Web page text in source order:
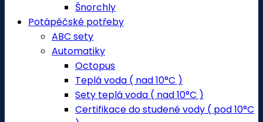
Šnorchly
Potápěčské potřeby
ABC sety
Automatiky
Octopus
Teplá voda ( nad 10°C )
Sety teplá voda ( nad 10°C )
Certifikace do studené vody ( pod 10°C